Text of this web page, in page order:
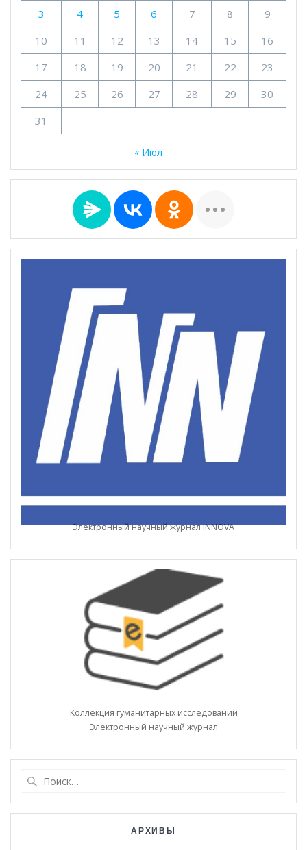
3
4 5 6 7 8
9
10
11 12 13 14 15
16
17
18 19 20 21 22
23
24
25 26 27 28 29
30
31
« Июл
Электронный научный журнал INNOVA
Коллекция гуманитарных исследований
Электронный научный журнал
АРХИВЫ